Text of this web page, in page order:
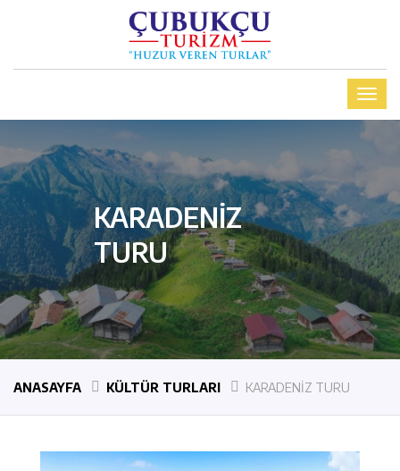
KARADENİZ
TURU
ANASAYFA KÜLTÜR TURLARI KARADENİZ TURU